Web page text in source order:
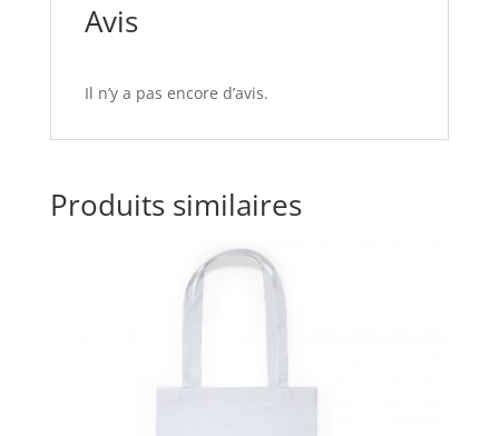
Avis
Il n’y a pas encore d’avis.
Produits similaires